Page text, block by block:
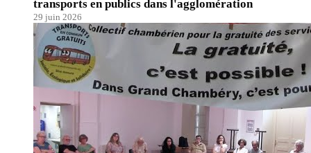
transports en publics dans l'agglomération
29 juin 2026